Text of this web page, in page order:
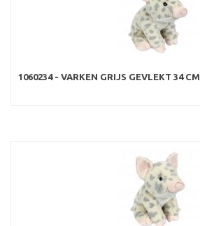
1060234 - VARKEN GRIJS GEVLEKT 34 CM